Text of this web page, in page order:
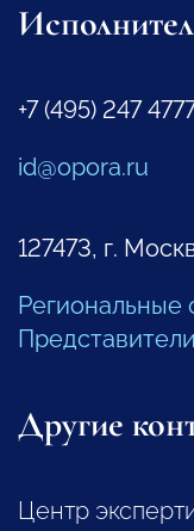
+7 (495) 247
id@opora.ru
127473, г.
Региональные
Другие
Центр